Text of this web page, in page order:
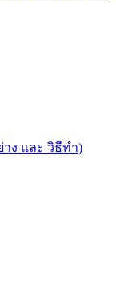
าง และ วิธีทำ)